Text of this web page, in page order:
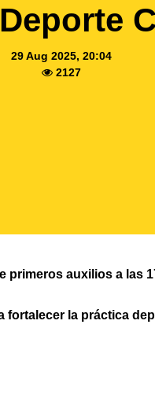
29 Aug 2025, 20:04
2127
primeros auxilios a las
fortalecer la práctica